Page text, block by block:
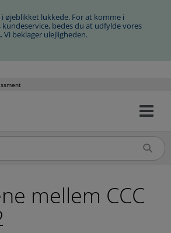
øjeblikket lukkede. For at komme i
bedes du at udfylde vores
. Vi beklager ulejligheden.
Slå
mellem CCC